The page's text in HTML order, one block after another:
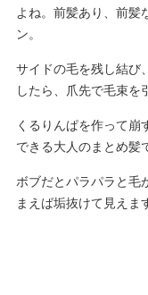
よね。前髪あり、前髪
ン。
サイドの毛を残し結び
したら、爪先で毛束を
くるりんぱを作って崩
できる大人のまとめ髪
ボブだとパラパラと毛
まえば垢抜けて見えま